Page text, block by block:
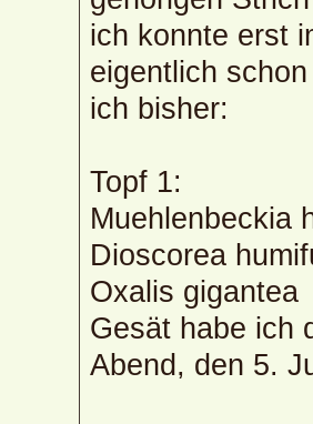
ich konnte erst
eigentlich
ich bisher:
Topf 1:
Muehlenbeckia
Dioscorea
Oxalis gigantea
Gesät habe ich
Abend, den 5.